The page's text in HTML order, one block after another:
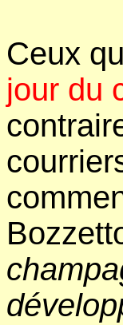
Ceux
jour du